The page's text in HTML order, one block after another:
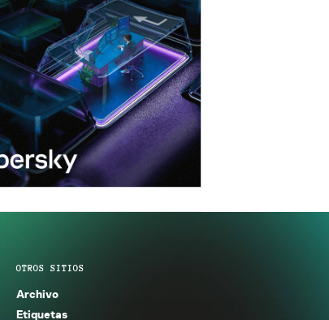
OTROS SITIOS
Archivo
Etiquetas